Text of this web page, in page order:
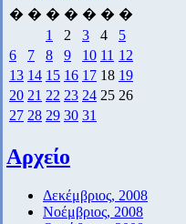
� � � � � � �
1
2 3 4
5
6
7 8 9 10 11 12
13 14 15 16 17 18 19
20 21 22 23 24 25 26
27 28 29 30 31
Αρχείο
Δεκέμβριος, 2008
Νοέμβριος, 2008